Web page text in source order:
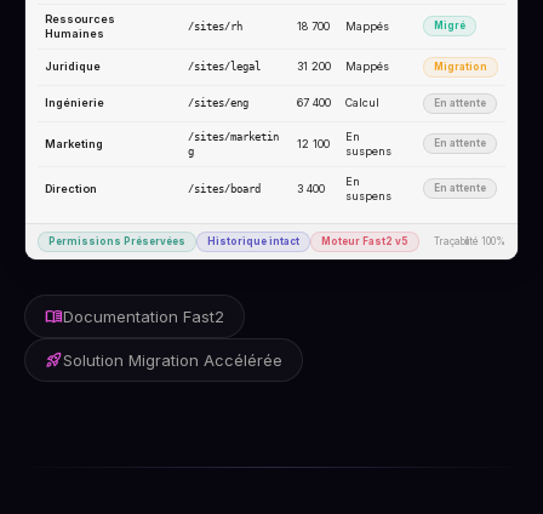
Ressources
Humaines
/sites/rh 18 700 Mappés Migré
Juridique /sites/legal 31 200 Mappés Migration
Ingénierie /sites/eng 67 400 Calcul En attente
Marketing
/sites/marketin
g
12 100
En
suspens
En attente
Direction /sites/board 3 400
En
suspens
En attente
Permissions Préservées Historique intact Moteur Fast2 v5 Traçabilité 100%
menu_bookDocumentation Fast2
rocket_launchSolution Migration Accélérée